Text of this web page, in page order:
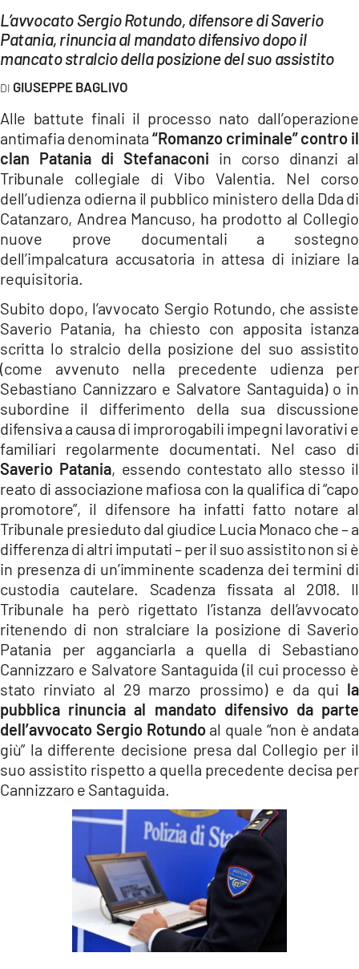
LAC NETWORK
LaC
Network
LACPLAY.IT
LACTV.IT
LACONAIR.IT
LACITYMAG.IT
ILREGGINO.IT
COSENZACHANNEL.IT
ILVIBONESE.IT
CATANZAROCHANNEL.IT
LACAPITALENEWS.IT
App
ANDROID
APPLE
L’avvocato Sergio Rotundo, difensore di Saverio
Patania, rinuncia al mandato difensivo dopo il
mancato stralcio della posizione del suo assistito
GIUSEPPE BAGLIVO
Alle battute finali il processo nato dall’operazione
antimafia denominata “Romanzo criminale” contro il
clan Patania di Stefanaconi in corso dinanzi al
Tribunale collegiale di Vibo Valentia. Nel corso
dell’udienza odierna il pubblico ministero della Dda di
Catanzaro, Andrea Mancuso, ha prodotto al Collegio
nuove prove documentali a sostegno
dell’impalcatura accusatoria in attesa di iniziare la
requisitoria.
Subito dopo, l’avvocato Sergio Rotundo, che assiste
Saverio Patania, ha chiesto con apposita istanza
scritta lo stralcio della posizione del suo assistito
(come avvenuto nella precedente udienza per
Sebastiano Cannizzaro e Salvatore Santaguida) o in
subordine il differimento della sua discussione
difensiva a causa di improrogabili impegni lavorativi e
familiari regolarmente documentati. Nel caso di
Saverio Patania, essendo contestato allo stesso il
reato di associazione mafiosa con la qualifica di “capo
promotore”, il difensore ha infatti fatto notare al
Tribunale presieduto dal giudice Lucia Monaco che – a
differenza di altri imputati – per il suo assistito non si è
in presenza di un’imminente scadenza dei termini di
custodia cautelare. Scadenza fissata al 2018. Il
Tribunale ha però rigettato l’istanza dell’avvocato
ritenendo di non stralciare la posizione di Saverio
Patania per agganciarla a quella di Sebastiano
Cannizzaro e Salvatore Santaguida (il cui processo è
stato rinviato al 29 marzo prossimo) e da qui la
pubblica rinuncia al mandato difensivo da parte
dell’avvocato Sergio Rotundoal quale “non è andata
giù” la differente decisione presa dal Collegio per il
suo assistito rispetto a quella precedente decisa per
Cannizzaro e Santaguida.